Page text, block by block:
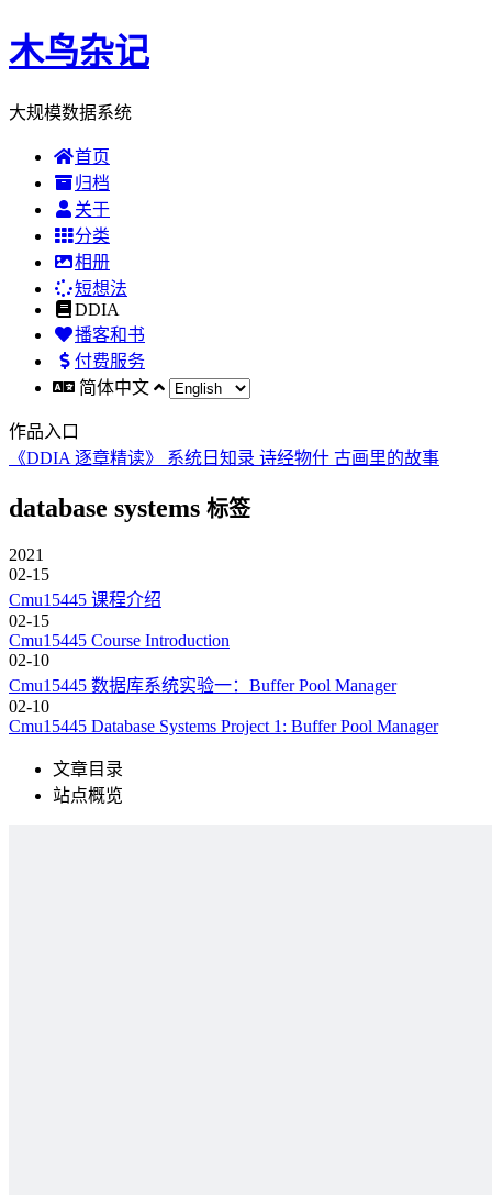
木鸟杂记
大规模数据系统
首页
归档
关于
分类
相册
短想法
DDIA
播客和书
付费服务
简体中文
作品入口
《DDIA 逐章精读》 系统日知录 诗经物什 古画里的故事
database systems 标签
2021
02-15
Cmu15445 课程介绍
02-15
Cmu15445 Course Introduction
02-10
Cmu15445 数据库系统实验一：Buffer Pool Manager
02-10
Cmu15445 Database Systems Project 1: Buffer Pool Manager
文章目录
站点概览